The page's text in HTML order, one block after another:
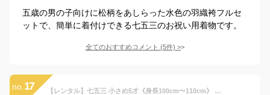
五歳の男の子向けに松柄をあしらった水色の羽織袴フルセ
ットで、簡単に着付けできる七五三のお祝い用着物です。
全てのおすすめコメント (5件) >
no. 17 【レンタル】七五三 小さめ5才《身長100cm〜110cm》 レンタル 黒紋付袴 黒 男の子 5歳 フルセットレンタル 紋付羽織袴 羽織袴セット 袴 着物レンタル 五歳 5歳男の子 五才男児 七五三着物 753 結婚式 卒園式 無地 子供 シンプル